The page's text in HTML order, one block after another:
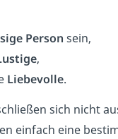
Person sein,
,
Liebevolle.
sich nicht
einfach eine